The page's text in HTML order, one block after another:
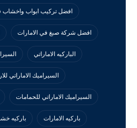
افضل تركيب ابواب واخشاب
افضل شركة صبغ في الامارات
الباركيه الاماراتي
السيراميك الاماراتي
السيراميك الاماراتي للحمامات
باركيه الامارات باركيه